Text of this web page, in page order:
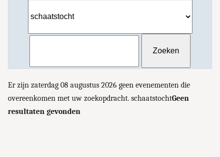
Er zijn zaterdag 08 augustus 2026 geen evenementen die
overeenkomen met uw zoekopdracht. schaatstochtGeen
resultaten gevonden